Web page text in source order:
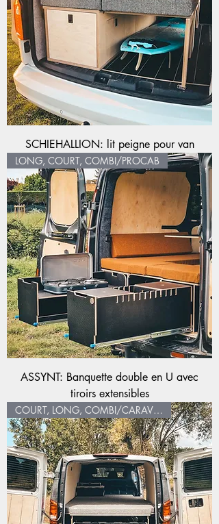
SCHIEHALLION: lit peigne pour van
LONG, COURT, COMBI/PROCAB
ASSYNT: Banquette double en U avec
tiroirs extensibles
COURT, LONG, COMBI/CARAVELLE